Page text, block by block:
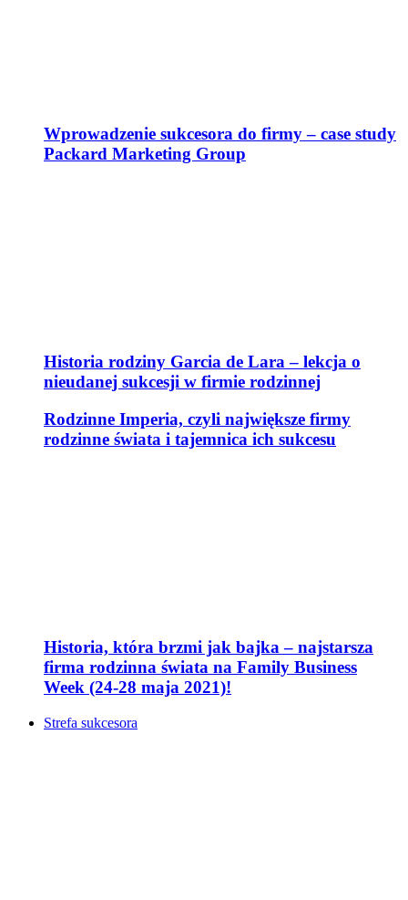
Wprowadzenie sukcesora do firmy – case study
Packard Marketing Group
Historia rodziny Garcia de Lara – lekcja o
nieudanej sukcesji w firmie rodzinnej
Rodzinne Imperia, czyli największe firmy
rodzinne świata i tajemnica ich sukcesu
Historia, która brzmi jak bajka – najstarsza
firma rodzinna świata na Family Business
Week (24-28 maja 2021)!
Strefa sukcesora